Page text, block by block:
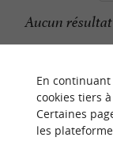
Aucun résultat
commune
En
cookies tiers
Certaines
les